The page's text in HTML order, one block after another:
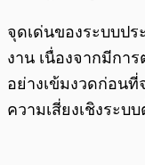
จุดเด่นของระบบป
งาน เนื่องจากมีกา
อย่างเข้มงวดก่อน
ความเสี่ยงเชิงระบ